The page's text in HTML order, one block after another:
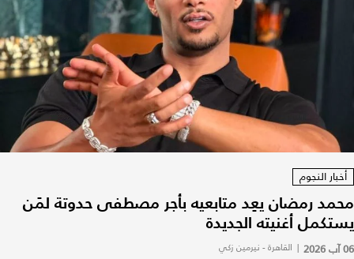
أخبار النجوم
محمد رمضان يعِد متابعيه بأجر مصطفى حدوتة لمَن
يستكمل أغنيته الجديدة
06 آب 2026 | القاهرة - نيرمين زكي